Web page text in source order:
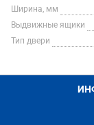
Ширина, мм
Выдвижные ящики
Тип двери